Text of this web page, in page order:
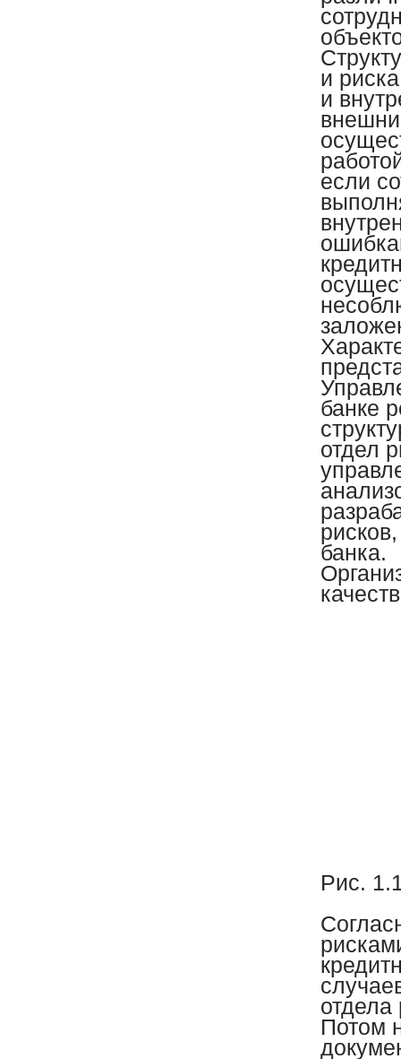
и
и
если
банке
отдел
банка.
Рис.
Потом